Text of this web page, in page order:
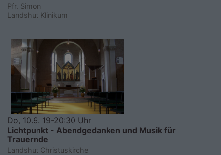
Pfr. Simon
Landshut Klinikum
Do, 10.9. 19-20:30 Uhr
Lichtpunkt - Abendgedanken und Musik für
Trauernde
Landshut Christuskirche